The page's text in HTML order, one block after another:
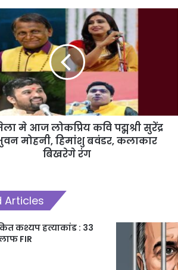
मे आज लोकप्रिय कवि पद्मश्री सुरेंद्र
मोहनी, हिमांशु बवंडर, कलाकार
बिखरेगे रंग
Articles
कश्यप हत्याकांड : 33
FIR